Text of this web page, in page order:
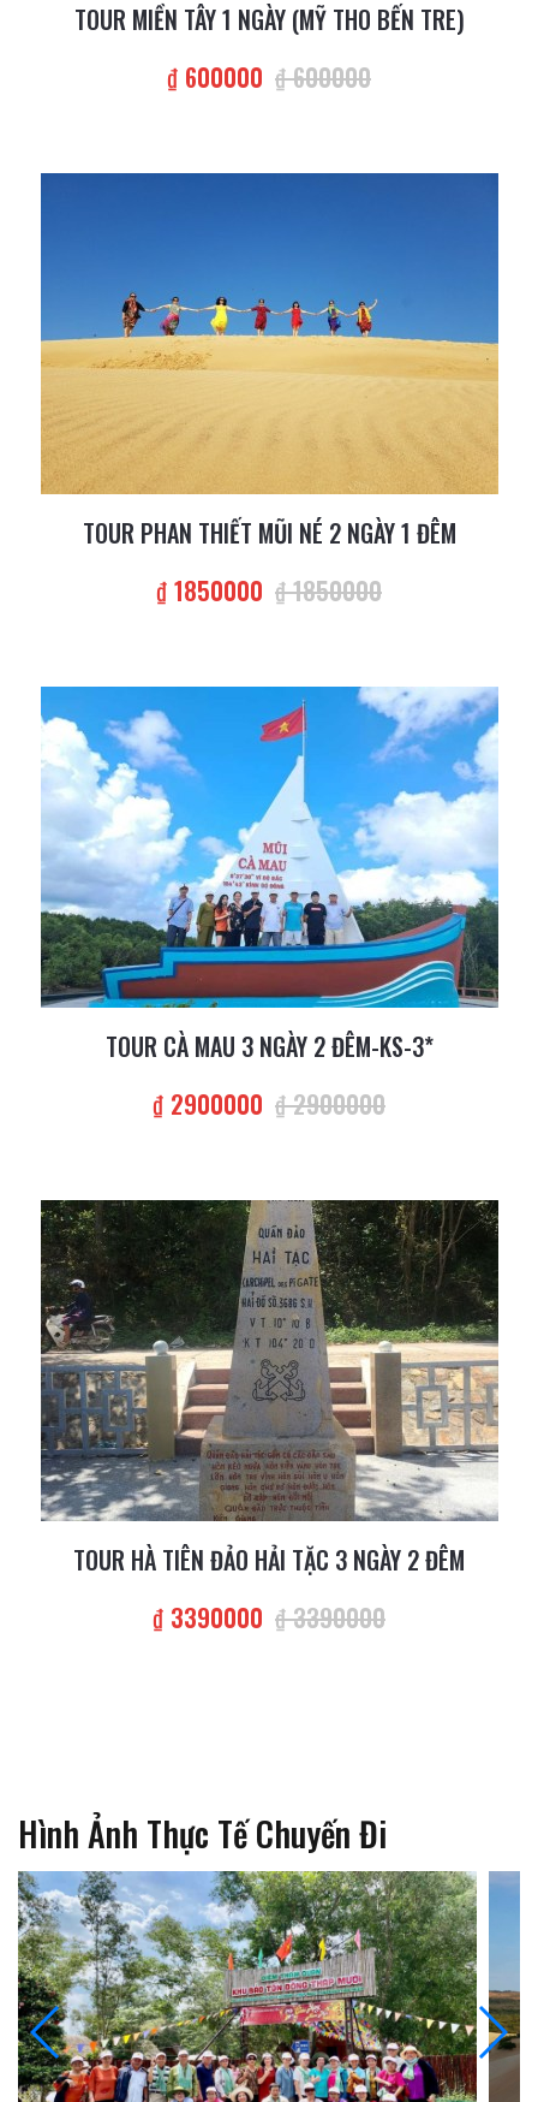
TOUR MIỀN TÂY 1 NGÀY (MỸ THO BẾN TRE)
₫ 600000 ₫ 600000
TOUR PHAN THIẾT MŨI NÉ 2 NGÀY 1 ĐÊM
₫ 1850000 ₫ 1850000
TOUR CÀ MAU 3 NGÀY 2 ĐÊM-KS-3*
₫ 2900000 ₫ 2900000
TOUR HÀ TIÊN ĐẢO HẢI TẶC 3 NGÀY 2 ĐÊM
₫ 3390000 ₫ 3390000
Hình Ảnh Thực Tế Chuyến Đi